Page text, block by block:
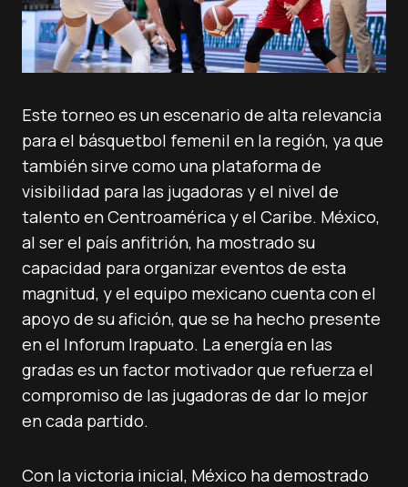
Este torneo es un escenario de alta relevancia
para el básquetbol femenil en la región, ya que
también sirve como una plataforma de
visibilidad para las jugadoras y el nivel de
talento en Centroamérica y el Caribe. México,
al ser el país anfitrión, ha mostrado su
capacidad para organizar eventos de esta
magnitud, y el equipo mexicano cuenta con el
apoyo de su afición, que se ha hecho presente
en el Inforum Irapuato. La energía en las
gradas es un factor motivador que refuerza el
compromiso de las jugadoras de dar lo mejor
en cada partido.
Con la victoria inicial, México ha demostrado